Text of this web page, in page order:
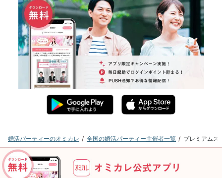
婚活パーティーのオミカレ 全国の婚活パーティー主催者一覧 プレミアムス